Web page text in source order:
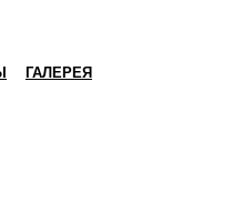
ГАЛЕРЕЯ